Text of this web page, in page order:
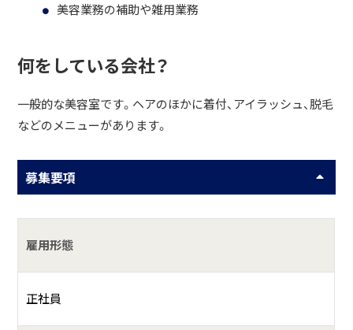
美容業務の補助や雑用業務
何をしている会社？
一般的な美容室です。ヘアのほかに着付、アイラッシュ、脱毛
などのメニューがあります。
募集要項
雇用形態
正社員